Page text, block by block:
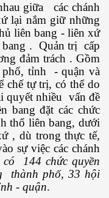
giữa các chánh
lại nắm giữ những
liên bang - liên xứ
bang . Quản trị cấp
đảm trách . Gồm
phố, tỉnh - quận và
chế tự trị, có thể do
quyết nhiều vấn đề
bang đặt các chức
thổ liên bang, dưới
, dù trong thực tế,
sự việc các chánh
có 144 chức quyền
thành phố, 33 hội
- quận.